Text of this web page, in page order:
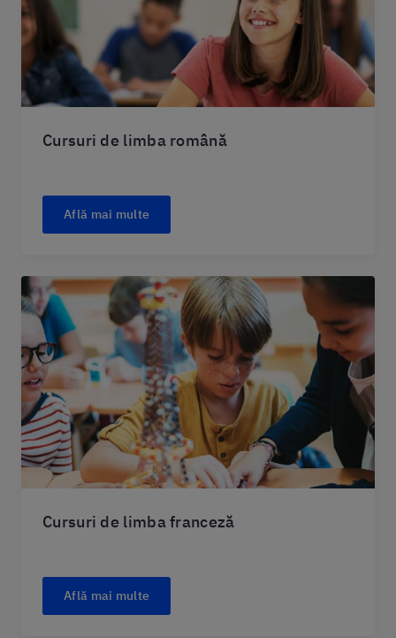
Cursuri de limba română
Află mai multe
Cursuri de limba franceză
Află mai multe